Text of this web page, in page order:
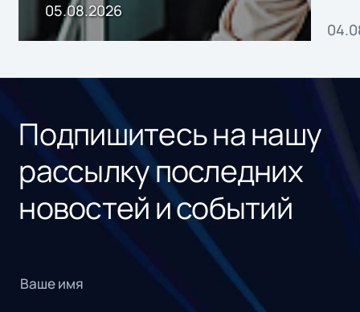
05.08.2026
Подпишитесь на нашу
рассылку последних
новостей и событий